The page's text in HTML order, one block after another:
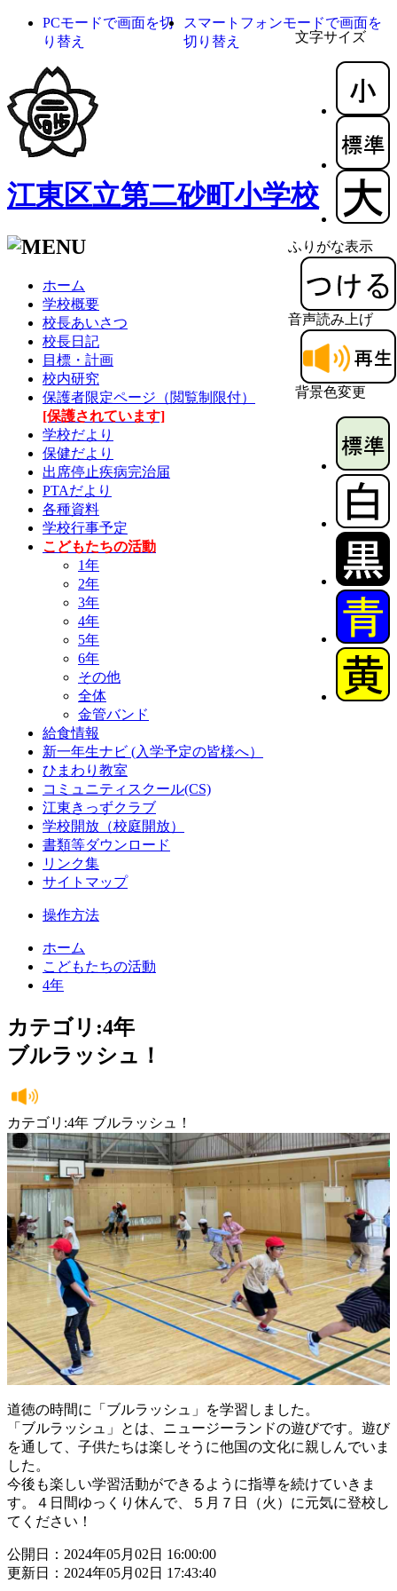
文字サイズ
ふりがな表示
音声読み上げ
背景色変更
PCモードで画面を切
り替え
スマートフォンモードで画面を
切り替え
江東区立第二砂町小学校
ホーム
学校概要
校長あいさつ
校長日記
目標・計画
校内研究
保護者限定ページ（閲覧制限付）
[保護されています]
学校だより
保健だより
出席停止疾病完治届
PTAだより
各種資料
学校行事予定
こどもたちの活動
1年
2年
3年
4年
5年
6年
その他
全体
金管バンド
給食情報
新一年生ナビ (入学予定の皆様へ）
ひまわり教室
コミュニティスクール(CS)
江東きっずクラブ
学校開放（校庭開放）
書類等ダウンロード
リンク集
サイトマップ
操作方法
ホーム
こどもたちの活動
4年
カテゴリ:4年
ブルラッシュ！
カテゴリ:4年 ブルラッシュ！
道徳の時間に「ブルラッシュ」を学習しました。
「ブルラッシュ」とは、ニュージーランドの遊びです。遊び
を通して、子供たちは楽しそうに他国の文化に親しんでいま
した。
今後も楽しい学習活動ができるように指導を続けていきま
す。４日間ゆっくり休んで、５月７日（火）に元気に登校し
てください！
公開日：2024年05月02日 16:00:00
更新日：2024年05月02日 17:43:40